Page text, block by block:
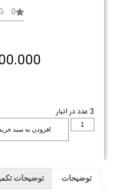
0
3 عدد در انبار
افزودن به سبد
توضیحات توضیحات